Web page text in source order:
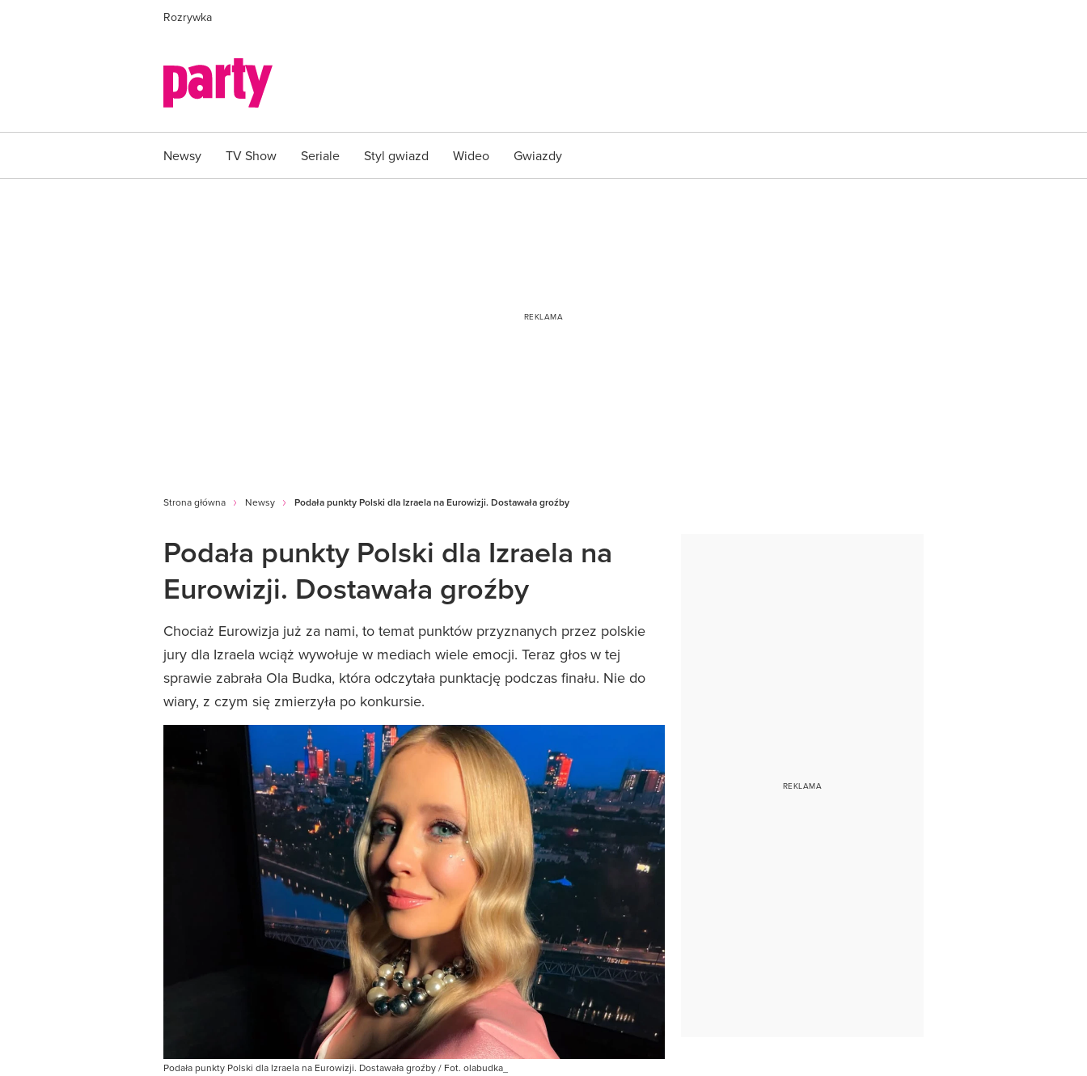
Rozrywka
Newsy TV Show Seriale Styl gwiazd Wideo Gwiazdy
Strona główna Newsy Podała punkty Polski dla Izraela na Eurowizji. Dostawała groźby
Podała punkty Polski dla Izraela na
Eurowizji. Dostawała groźby
Chociaż Eurowizja już za nami, to temat punktów przyznanych przez polskie
jury dla Izraela wciąż wywołuje w mediach wiele emocji. Teraz głos w tej
sprawie zabrała Ola Budka, która odczytała punktację podczas finału. Nie do
wiary, z czym się zmierzyła po konkursie.
Podała punkty Polski dla Izraela na Eurowizji. Dostawała groźby / Fot. olabudka_